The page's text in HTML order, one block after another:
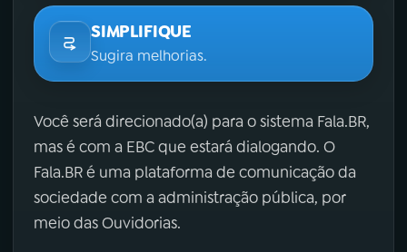
SIMPLIFIQUE
Sugira melhorias.
Você será direcionado(a) para o sistema Fala.BR,
mas é com a EBC que estará dialogando. O
Fala.BR é uma plataforma de comunicação da
sociedade com a administração pública, por
meio das Ouvidorias.